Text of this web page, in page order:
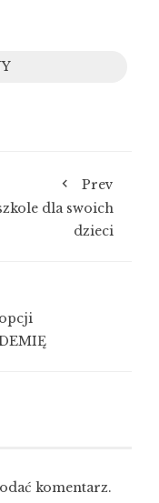
Prev
dla swoich
dzieci
komentarz.